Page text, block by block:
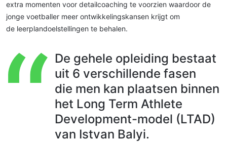
extra momenten voor detailcoaching te voorzien waardoor de
jonge voetballer meer ontwikkelingskansen krijgt om
de leerplandoelstellingen te behalen.
De gehele opleiding bestaat
uit 6 verschillende fasen
die men kan plaatsen binnen
het Long Term Athlete
Development-model (LTAD)
van Istvan Balyi.